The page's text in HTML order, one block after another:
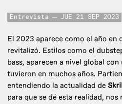
Entrevista JUE 21 SEP 2023
El 2023 aparece como el año en
revitalizó. Estilos como el
bass, aparecen a nivel global
tuvieron en muchos años.
entendiendo la actualidad de
para que se dé esta realidad,